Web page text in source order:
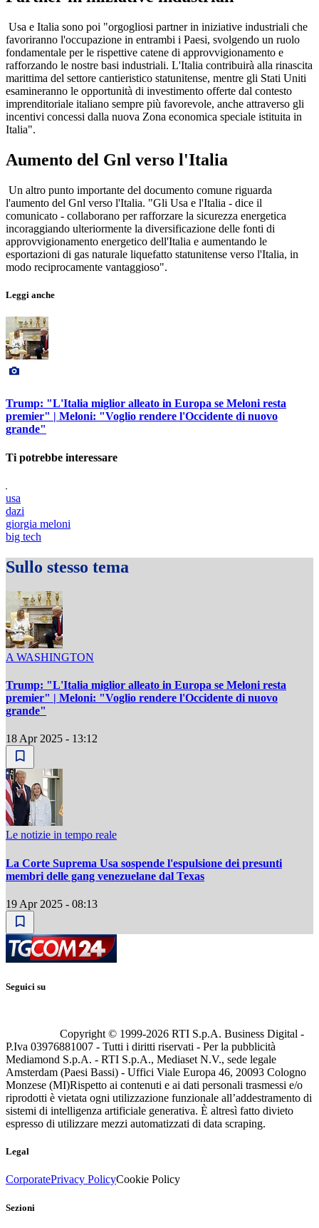
Usa e Italia sono poi "orgogliosi partner in iniziative industriali che
favoriranno l'occupazione in entrambi i Paesi, svolgendo un ruolo
fondamentale per le rispettive catene di approvvigionamento e
rafforzando le nostre basi industriali. L'Italia contribuirà alla rinascita
marittima del settore cantieristico statunitense, mentre gli Stati Uniti
esamineranno le opportunità di investimento offerte dal contesto
imprenditoriale italiano sempre più favorevole, anche attraverso gli
incentivi concessi dalla nuova Zona economica speciale istituita in
Italia".
Aumento del Gnl verso l'Italia
Un altro punto importante del documento comune riguarda
l'aumento del Gnl verso l'Italia. "Gli Usa e l'Italia - dice il
comunicato - collaborano per rafforzare la sicurezza energetica
incoraggiando ulteriormente la diversificazione delle fonti di
approvvigionamento energetico dell'Italia e aumentando le
esportazioni di gas naturale liquefatto statunitense verso l'Italia, in
modo reciprocamente vantaggioso".
Leggi anche
Trump: "L'Italia miglior alleato in Europa se Meloni resta
premier" | Meloni: "Voglio rendere l'Occidente di nuovo
grande"
Ti potrebbe interessare
usa
dazi
giorgia meloni
big tech
Sullo stesso tema
A WASHINGTON
Trump: "L'Italia miglior alleato in Europa se Meloni resta
premier" | Meloni: "Voglio rendere l'Occidente di nuovo
grande"
18 Apr 2025 - 13:12
Le notizie in tempo reale
La Corte Suprema Usa sospende l'espulsione dei presunti
membri delle gang venezuelane dal Texas
19 Apr 2025 - 08:13
Seguici su
Copyright © 1999-2026 RTI S.p.A. Business Digital -
P.Iva 03976881007 - Tutti i diritti riservati - Per la pubblicità
Mediamond S.p.A. - RTI S.p.A., Mediaset N.V., sede legale
Amsterdam (Paesi Bassi) - Uffici Viale Europa 46, 20093 Cologno
Monzese (MI)Rispetto ai contenuti e ai dati personali trasmessi e/o
riprodotti è vietata ogni utilizzazione funzionale all’addestramento di
sistemi di intelligenza artificiale generativa. È altresì fatto divieto
espresso di utilizzare mezzi automatizzati di data scraping.
Legal
CorporatePrivacy PolicyCookie Policy
Sezioni